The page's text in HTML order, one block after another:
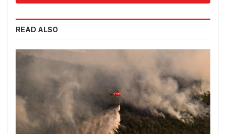
READ ALSO